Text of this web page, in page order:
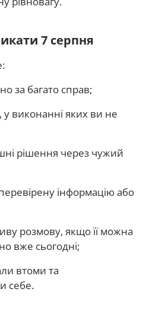
7 серпня
за багато справ;
у виконанні яких ви не
рішення через чужий
інформацію або
розмову, якщо її можна
вже сьогодні;
втоми та
себе.